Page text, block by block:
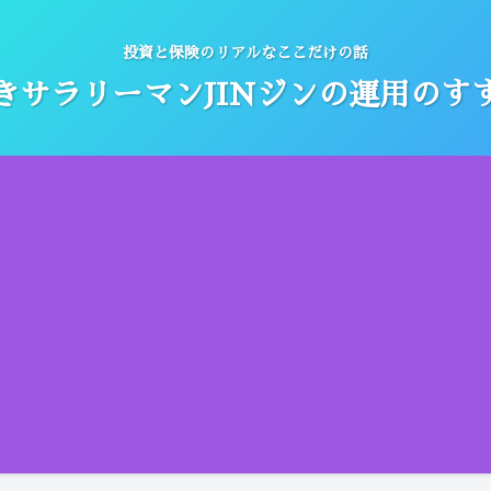
投資と保険のリアルなここだけの話
サラリーマンJINジンの運用のす